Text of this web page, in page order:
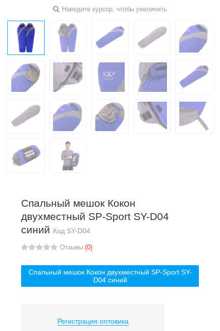
Наведите курсор, чтобы увеличить
Спальный мешок Кокон
двухместный SP-Sport SY-D04
синий Код SY-D04
Отзывы (0)
Спальный мешок Кокон двухместный SP-Sport SY-
D04 синий
Регистрация оптовика